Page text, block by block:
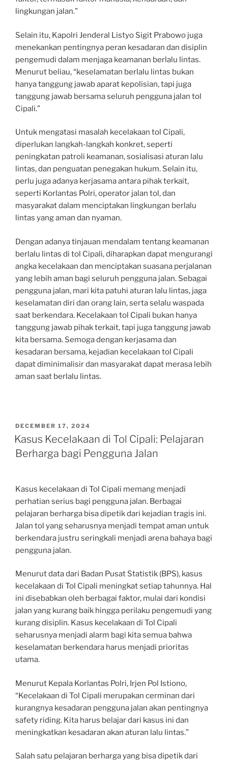
lingkungan jalan.”
Selain itu, Kapolri Jenderal Listyo Sigit Prabowo juga
menekankan pentingnya peran kesadaran dan disiplin
pengemudi dalam menjaga keamanan berlalu lintas.
Menurut beliau, “keselamatan berlalu lintas bukan
hanya tanggung jawab aparat kepolisian, tapi juga
tanggung jawab bersama seluruh pengguna jalan tol
Cipali.”
Untuk mengatasi masalah kecelakaan tol Cipali,
diperlukan langkah-langkah konkret, seperti
peningkatan patroli keamanan, sosialisasi aturan lalu
lintas, dan penguatan penegakan hukum. Selain itu,
perlu juga adanya kerjasama antara pihak terkait,
seperti Korlantas Polri, operator jalan tol, dan
masyarakat dalam menciptakan lingkungan berlalu
lintas yang aman dan nyaman.
Dengan adanya tinjauan mendalam tentang keamanan
berlalu lintas di tol Cipali, diharapkan dapat mengurangi
angka kecelakaan dan menciptakan suasana perjalanan
yang lebih aman bagi seluruh pengguna jalan. Sebagai
pengguna jalan, mari kita patuhi aturan lalu lintas, jaga
keselamatan diri dan orang lain, serta selalu waspada
saat berkendara. Kecelakaan tol Cipali bukan hanya
tanggung jawab pihak terkait, tapi juga tanggung jawab
kita bersama. Semoga dengan kerjasama dan
kesadaran bersama, kejadian kecelakaan tol Cipali
dapat diminimalisir dan masyarakat dapat merasa lebih
aman saat berlalu lintas.
POSTED
ON
DECEMBER 17, 2024
Kasus Kecelakaan di Tol Cipali: Pelajaran
Berharga bagi Pengguna Jalan
Kasus kecelakaan di Tol Cipali memang menjadi
perhatian serius bagi pengguna jalan. Berbagai
pelajaran berharga bisa dipetik dari kejadian tragis ini.
Jalan tol yang seharusnya menjadi tempat aman untuk
berkendara justru seringkali menjadi arena bahaya bagi
pengguna jalan.
Menurut data dari Badan Pusat Statistik (BPS), kasus
kecelakaan di Tol Cipali meningkat setiap tahunnya. Hal
ini disebabkan oleh berbagai faktor, mulai dari kondisi
jalan yang kurang baik hingga perilaku pengemudi yang
kurang disiplin. Kasus kecelakaan di Tol Cipali
seharusnya menjadi alarm bagi kita semua bahwa
keselamatan berkendara harus menjadi prioritas
utama.
Menurut Kepala Korlantas Polri, Irjen Pol Istiono,
“Kecelakaan di Tol Cipali merupakan cerminan dari
kurangnya kesadaran pengguna jalan akan pentingnya
safety riding. Kita harus belajar dari kasus ini dan
meningkatkan kesadaran akan aturan lalu lintas.”
Salah satu pelajaran berharga yang bisa dipetik dari